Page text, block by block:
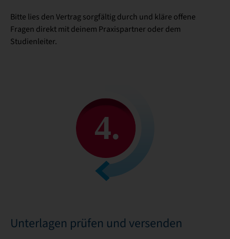
Bitte lies den Vertrag sorgfältig durch und kläre offene
Fragen direkt mit deinem Praxispartner oder dem
Studienleiter.
Unterlagen prüfen und versenden